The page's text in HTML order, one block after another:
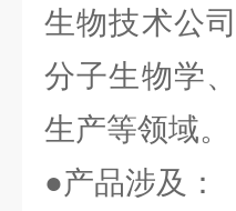
生物技术公
分子生物学
生产等领域。
●产品涉及：